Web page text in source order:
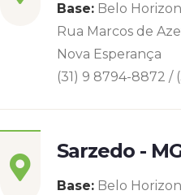
Base: Belo
Rua Marcos de
Nova Esperança
(31) 9 8794-8872 /
Sarzedo -
Base: Belo